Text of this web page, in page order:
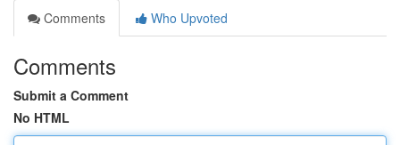
Comments
Who Upvoted
Comments
Submit a Comment
No HTML